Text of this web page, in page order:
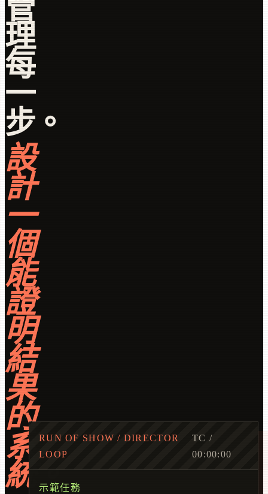
管
理
每
一
步。
設
計
一
個
能
證
明
結
果
的
系
統。
RUN OF SHOW / DIRECTOR
LOOP
TC /
00:00:00
示範任務